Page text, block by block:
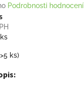
Podrobnosti hodnocení
ks)